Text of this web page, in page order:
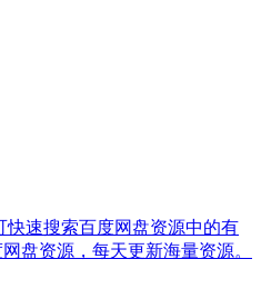
快速搜索百度网盘资源中的有
盘资源，每天更新海量资源。